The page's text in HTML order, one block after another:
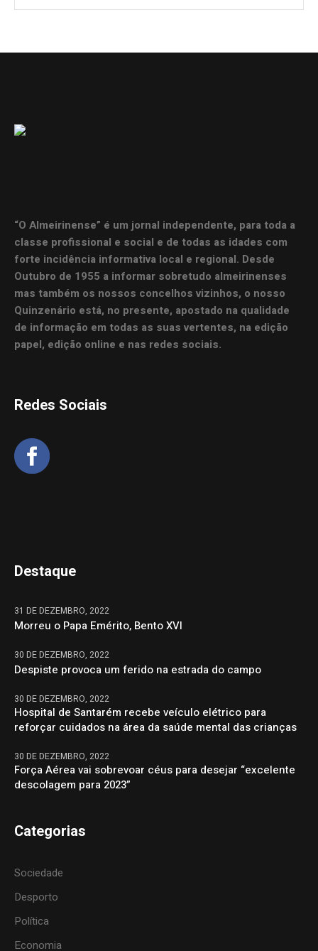
“O Almeirinense” é um jornal independente, para toda a
classe profissional e social e de todas as idades com
forte incidência informativa local e regional. Desde
Outubro de 1955 a informar sobretudo almeirinenses
mas também os nossos concelhos vizinhos, o nosso
Quinzenário está, no presente, apostado na qualidade
de informação em todas as suas vertentes, na edição
papel, edição online e nas redes sociais.
Redes Sociais
Destaque
31 DE DEZEMBRO, 2022
Morreu o Papa Emérito, Bento XVI
30 DE DEZEMBRO, 2022
Despiste provoca um ferido na estrada do campo
30 DE DEZEMBRO, 2022
Hospital de Santarém recebe veículo elétrico para
reforçar cuidados na área da saúde mental das crianças
30 DE DEZEMBRO, 2022
Força Aérea vai sobrevoar céus para desejar “excelente
descolagem para 2023”
Categorias
Sociedade
Desporto
Política
Economia